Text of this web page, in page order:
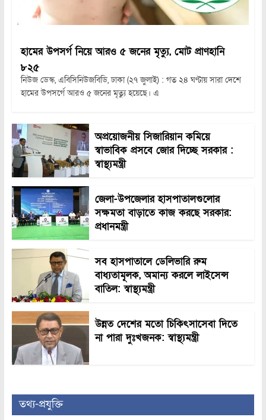
হামের উপসর্গ নিয়ে আরও ৫ জনের মৃত্যু, মোট প্রাণহানি
৮২৫
নিউজ ডেস্ক, এবিসিনিউজবিডি, ঢাকা (২৭ জুলাই) : গত ২৪ ঘণ্টায় সারা দেশে
হামের উপসর্গে আরও ৫ জনের মৃত্যু হয়েছে। এ
অপ্রয়োজনীয় সিজারিয়ান কমিয়ে
স্বাভাবিক প্রসবে জোর দিচ্ছে সরকার :
স্বাস্থ্যমন্ত্রী
জেলা-উপজেলার হাসপাতালগুলোর
সক্ষমতা বাড়াতে কাজ করছে সরকার:
প্রধানমন্ত্রী
সব হাসপাতালে ডেলিভারি রুম
বাধ্যতামূলক, অমান্য করলে লাইসেন্স
বাতিল: স্বাস্থ্যমন্ত্রী
উন্নত দেশের মতো চিকিৎসাসেবা দিতে
না পারা দুঃখজনক: স্বাস্থ্যমন্ত্রী
তথ্য-প্রযুক্তি